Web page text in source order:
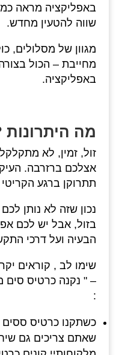
באפליקציה מראה
שווה להטעין מחדש.
מגוון של מסלולים,
מחייבת – הכול
באפליקציה.
מה היתרונות
זול, זמין, לא
אצלכם ברזרבה.
תתרוקן ברגע
נכון שזה לא נותן
בזול, אבל יש לכם
הבעיה ועל דרכי
שימו לב , קוראים
– " נקנה כרטיס סים
:
כשתקנו כרטיס ססים